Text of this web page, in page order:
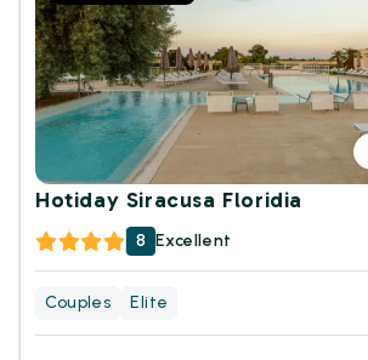
Hotiday Siracusa Floridia
8 Excellent
Couples Elite